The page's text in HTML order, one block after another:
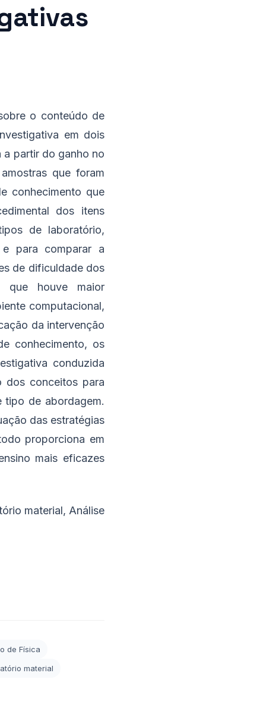
o conteúdo de
em dois
partir do ganho no
que foram
conhecimento que
dos itens
de laboratório,
para comparar a
de dificuldade dos
que houve maior
computacional,
da intervenção
conhecimento, os
conduzida
dos conceitos para
tipo de abordagem.
das estratégias
proporciona em
mais eficazes
material, Análise
de Física
material